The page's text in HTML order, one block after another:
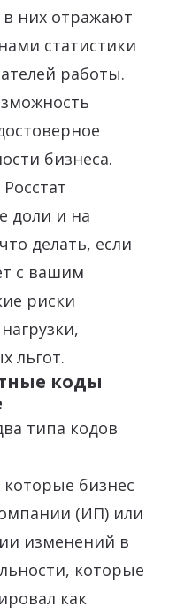
в них отражают
статистики
работы.
бизнеса.
доли и на
делать, если
с вашим
риски
льгот.
коды
типа кодов
бизнес
(ИП) или
изменений в
которые
как